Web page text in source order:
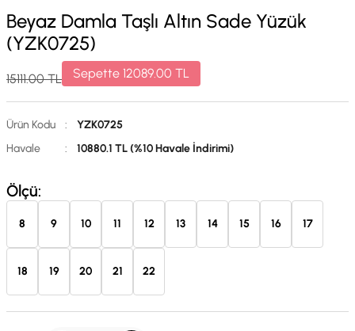
Beyaz Damla Taşlı Altın Sade Yüzük
(YZK0725)
15111.00TL Sepette 12089.00 TL
Ürün Kodu :
YZK0725
Havale
: 10880.1 TL (%10 Havale İndirimi)
Ölçü:
8 9 10 11 12 13 14 15 16 17
18 19 20 21 22